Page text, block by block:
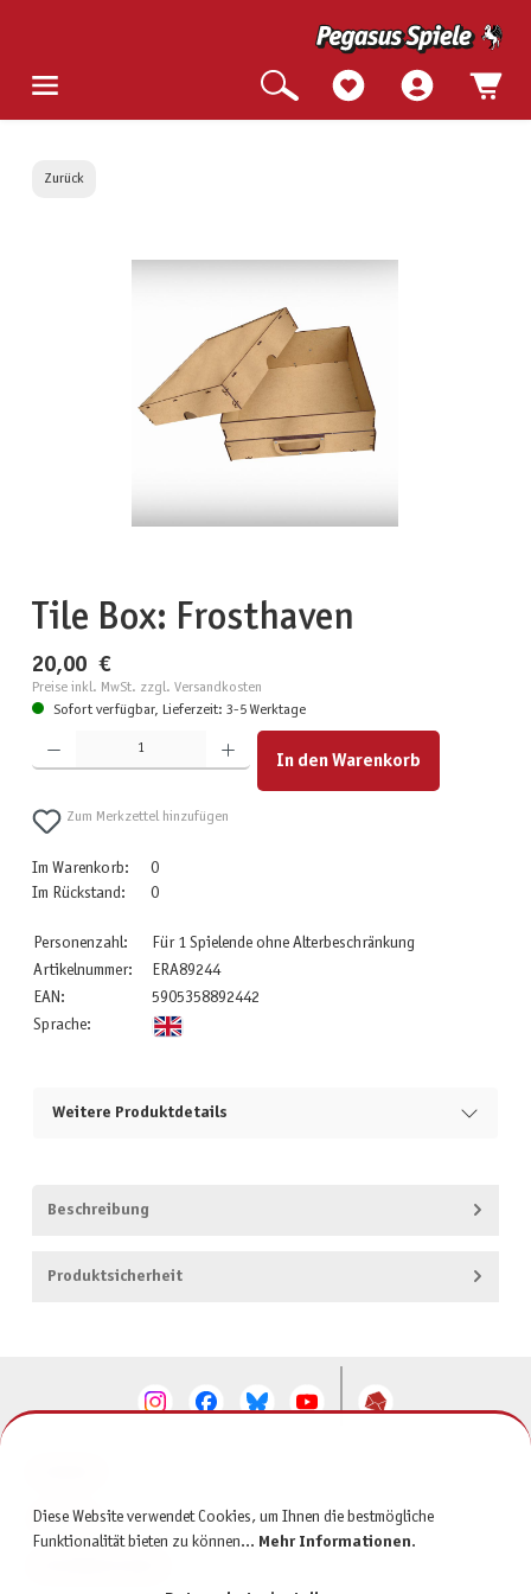
Zurück
Tile Box: Frosthaven
20,00 €
Preise inkl. MwSt. zzgl. Versandkosten
Sofort verfügbar, Lieferzeit: 3-5 Werktage
Produkt Anzahl: Gib den gewünschten Wert ein oder benutze die Schaltflächen um die Anzahl zu
In den Warenkorb
Zum Merkzettel hinzufügen
Im Warenkorb:
0
Im Rückstand:
0
Personenzahl:
Für 1 Spielende ohne Alterbeschränkung
Artikelnummer:
ERA89244
EAN:
5905358892442
Sprache:
Weitere Produktdetails
Beschreibung
Produktsicherheit
SERVICE
Diese Website verwendet Cookies, um Ihnen die bestmögliche
Funktionalität bieten zu können... Mehr Informationen.